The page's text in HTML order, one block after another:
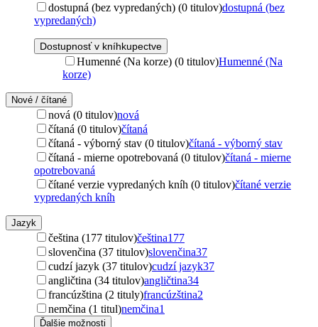
dostupná (bez vypredaných) (0 titulov)dostupná (bez
vypredaných)
Dostupnosť v kníhkupectve
Humenné (Na korze) (0 titulov)Humenné (Na
korze)
Nové / čítané
nová (0 titulov)nová
čítaná (0 titulov)čítaná
čítaná - výborný stav (0 titulov)čítaná - výborný stav
čítaná - mierne opotrebovaná (0 titulov)čítaná - mierne
opotrebovaná
čítané verzie vypredaných kníh (0 titulov)čítané verzie
vypredaných kníh
Jazyk
čeština (177 titulov)čeština177
slovenčina (37 titulov)slovenčina37
cudzí jazyk (37 titulov)cudzí jazyk37
angličtina (34 titulov)angličtina34
francúzština (2 tituly)francúzština2
nemčina (1 titul)nemčina1
Ďalšie možnosti